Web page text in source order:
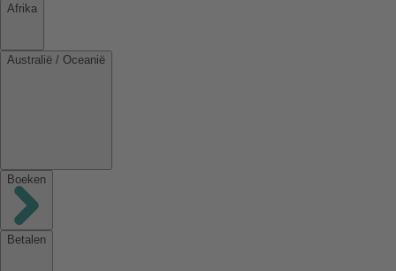
Afrika
Australië / Oceanië
Boeken
Betalen